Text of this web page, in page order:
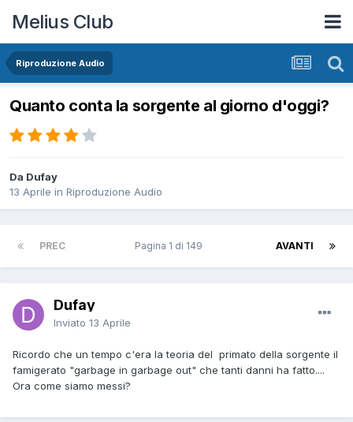
Melius Club
Riproduzione Audio
Quanto conta la sorgente al giorno d'oggi?
Da Dufay
13 Aprile in Riproduzione Audio
PREC AVANTI
Pagina 1 di 149
Dufay
Inviato 13 Aprile
Ricordo che un tempo c'era la teoria del primato della sorgente il
famigerato "garbage in garbage out" che tanti danni ha fatto....
Ora come siamo messi?